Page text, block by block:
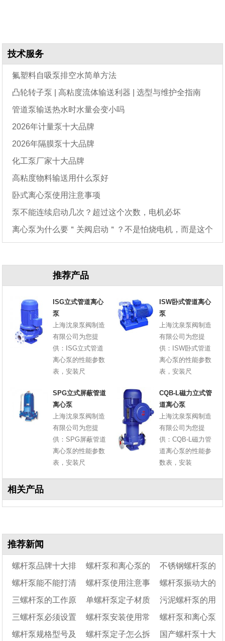
技术服务
氟塑料自吸泵排空水简单方法
凸轮转子泵 | 高粘度流体输送利器 | 选型与维护全指南
管道泵输送热水时水量会变小吗
2026年计量泵十大品牌
2026年隔膜泵十大品牌
化工泵厂家十大品牌
高粘度物料输送用什么泵好
卧式离心泵使用注意事项
泵不能连续启动几次？超过这个次数，电机必坏
离心泵为什么要＂关阀启动＂？不是怕烧电机，而是这个
推荐产品
ISG立式管道离心
泵
上海沈泉泵阀制造
有限公司为您提
供：ISG立式管道
离心泵的性能参数
表，安装尺
ISW卧式管道离心
泵
上海沈泉泵阀制造
有限公司为您提
供：ISW卧式管道
离心泵的性能参数
表，安装尺
SPG立式屏蔽管道
离心泵
上海沈泉泵阀制造
有限公司为您提
供：SPG屏蔽管道
离心泵的性能参数
表，安装尺
CQB-L磁力立式管
道离心泵
上海沈泉泵阀制造
有限公司为您提
供：CQB-L磁力管
道离心泵的性能参
数表，安装
相关产品
推荐新闻
螺杆泵品牌十大排
名及选型要点
螺杆泵和离心泵的
优缺点
不锈钢螺杆泵的
优缺点
螺杆泵能不能打清 螺杆泵使用注意事
项及维护保养方法
螺杆泵振动大的
原因及处理方法
三螺杆泵的工作原
理及结构特点
单螺杆泵定子材质
介绍
污泥螺杆泵的用
途有哪些
三螺杆泵必须设置
安全阀么?
螺杆泵安装使用常
见问题
螺杆泵和离心泵
的区别
螺杆泵规格型号及 螺杆泵定子怎么拆 国产螺杆泵十大